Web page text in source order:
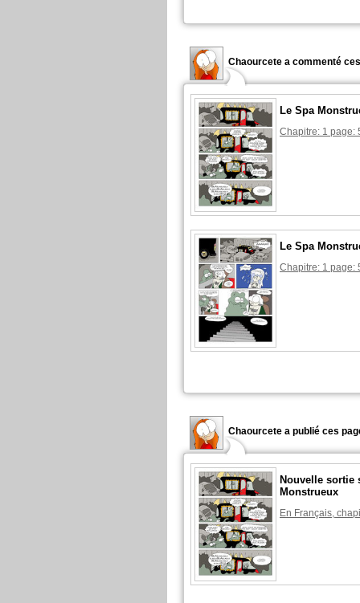
Chaourcete a commenté
Le Spa
Chapitre: 1 page:
Le Spa
Chapitre: 1 page:
Chaourcete a publié ces
Nouvelle sortie
Monstrueux
En Français,